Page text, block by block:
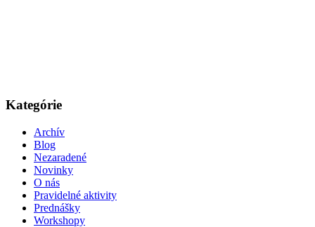
Kategórie
Archív
Blog
Nezaradené
Novinky
O nás
Pravidelné aktivity
Prednášky
Workshopy